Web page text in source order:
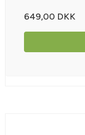
649,00 DKK